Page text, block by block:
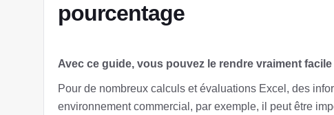
pourcentage
Avec ce guide, vous pouvez le rendre vraiment facile
Pour de nombreux calculs et évaluations Excel, des
environnement commercial, par exemple, il peut être